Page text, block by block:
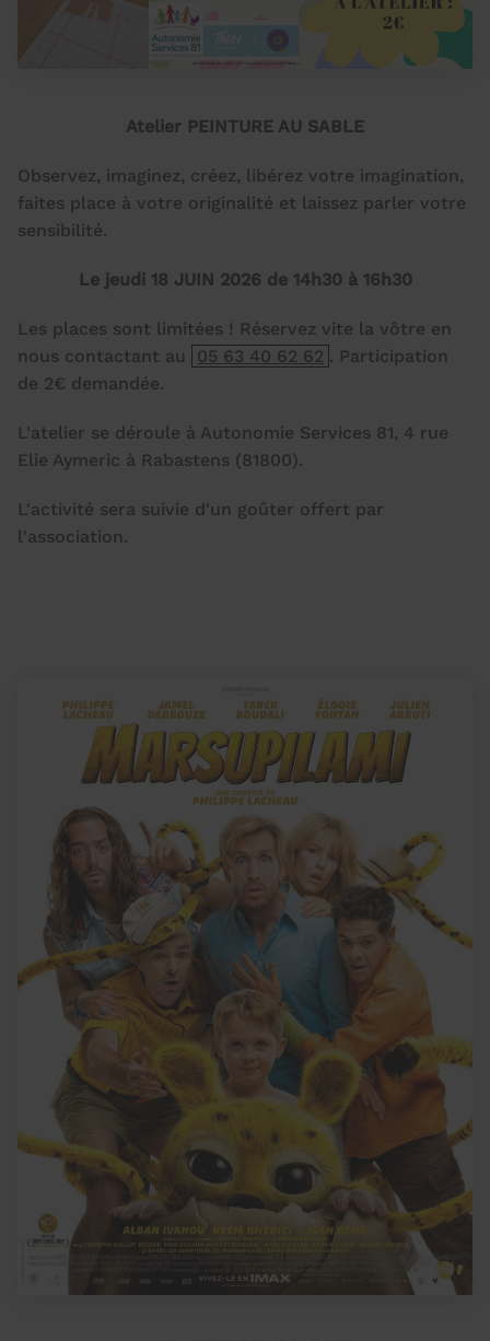
Atelier PEINTURE AU SABLE
Observez, imaginez, créez, libérez votre imagination,
faites place à votre originalité et laissez parler votre
sensibilité.
Le jeudi 18 JUIN 2026 de 14h30 à 16h30
Les places sont limitées ! Réservez vite la vôtre en
nous contactant au
05 63 40 62 62 . Participation
de 2€ demandée.
L'atelier se déroule à Autonomie Services 81, 4 rue
Elie Aymeric à Rabastens (81800).
L'activité sera suivie d'un goûter offert par
l'association.